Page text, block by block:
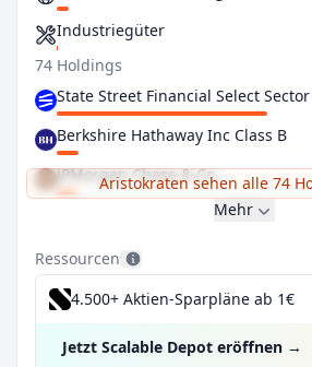
Industriegüter
74 Holdings
State Street Financial Select Sector
Berkshire Hathaway Inc Class B
JPMorgan Chase & Co
Aristokraten sehen alle 74
Mehr
Ressourcen
4.500+ Aktien-Sparpläne ab 1€
Jetzt Scalable Depot eröffnen →